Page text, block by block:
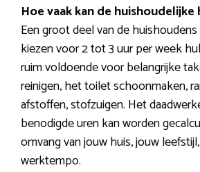
Hoe vaak kan de
Een groot deel van de
kiezen voor 2 tot 3 uur per week
ruim voldoende voor belangrijke
reinigen, het toilet schoonmaken,
afstoffen, stofzuigen. Het
benodigde uren kan worden
omvang van jouw huis, jouw
werktempo.